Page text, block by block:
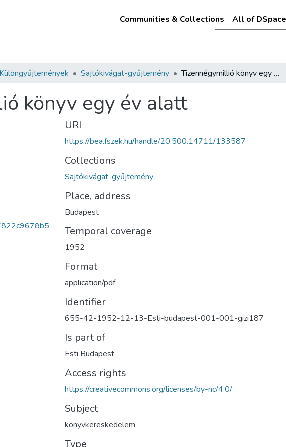
Communities & Collections All of DSpace
Különgyűjtemények Sajtókivágat-gyűjtemény Tizennégymillió könyv egy év alatt
könyv egy év alatt
URI
https://bea.fszek.hu/handle/20.500.14711/133587
Collections
Sajtókivágat-gyűjtemény
Place, address
Budapest
Temporal coverage
1952
Format
application/pdf
Identifier
655-42-1952-12-13-Esti-budapest-001-001-gizi187
Is part of
Esti Budapest
Access rights
https://creativecommons.org/licenses/by-nc/4.0/
Subject
könyvkereskedelem
Type